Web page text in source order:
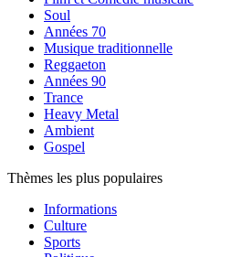
Soul
Années 70
Musique traditionnelle
Reggaeton
Années 90
Trance
Heavy Metal
Ambient
Gospel
Thèmes les plus populaires
Informations
Culture
Sports